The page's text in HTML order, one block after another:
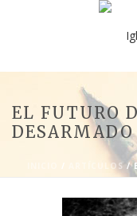
EL FUTURO
DESARMADO
/ ARTÍCULOS /